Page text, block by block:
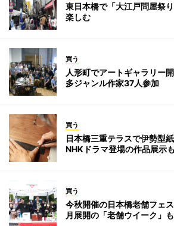
東日本橋で「大江戸問屋祭
楽しむ
買う
人形町でアートギャラリー
多ジャンル作家37人参加
買う
日本橋三重テラスで伊勢型
NHKドラマ登場の作品展示も
買う
今秋開催の日本橋老舗フェ
月展開の「老舗ウイーク」も